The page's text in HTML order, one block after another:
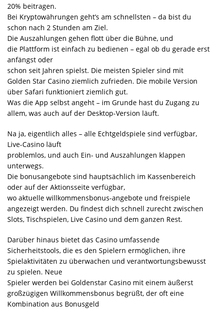
20% beitragen.
Bei Kryptowährungen geht’s am schnellsten – da bist du
schon nach 2 Stunden am Ziel.
Die Auszahlungen gehen flott über die Bühne, und
die Plattform ist einfach zu bedienen – egal ob du gerade erst
anfängst oder
schon seit Jahren spielst. Die meisten Spieler sind mit
Golden Star Casino ziemlich zufrieden. Die mobile Version
über Safari funktioniert ziemlich gut.
Was die App selbst angeht – im Grunde hast du Zugang zu
allem, was auch auf der Desktop-Version läuft.
Na ja, eigentlich alles – alle Echtgeldspiele sind verfügbar,
Live-Casino läuft
problemlos, und auch Ein- und Auszahlungen klappen
unterwegs.
Die bonusangebote sind hauptsächlich im Kassenbereich
oder auf der Aktionsseite verfügbar,
wo aktuelle willkommensbonus-angebote und freispiele
angezeigt werden. Du findest dich schnell zurecht zwischen
Slots, Tischspielen, Live Casino und dem ganzen Rest.
Darüber hinaus bietet das Casino umfassende
Sicherheitstools, die es den Spielern ermöglichen, ihre
Spielaktivitäten zu überwachen und verantwortungsbewusst
zu spielen. Neue
Spieler werden bei Goldenstar Casino mit einem äußerst
großzügigen Willkommensbonus begrüßt, der oft eine
Kombination aus Bonusgeld